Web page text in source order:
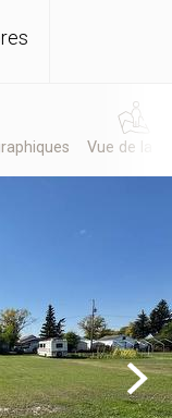
Vue de la
Next